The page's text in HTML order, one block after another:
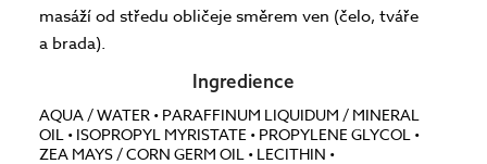
masáží od středu obličeje směrem ven (čelo, tváře
a brada).
Ingredience
AQUA / WATER • PARAFFINUM LIQUIDUM / MINERAL
OIL • ISOPROPYL MYRISTATE • PROPYLENE GLYCOL •
ZEA MAYS / CORN GERM OIL • LECITHIN •